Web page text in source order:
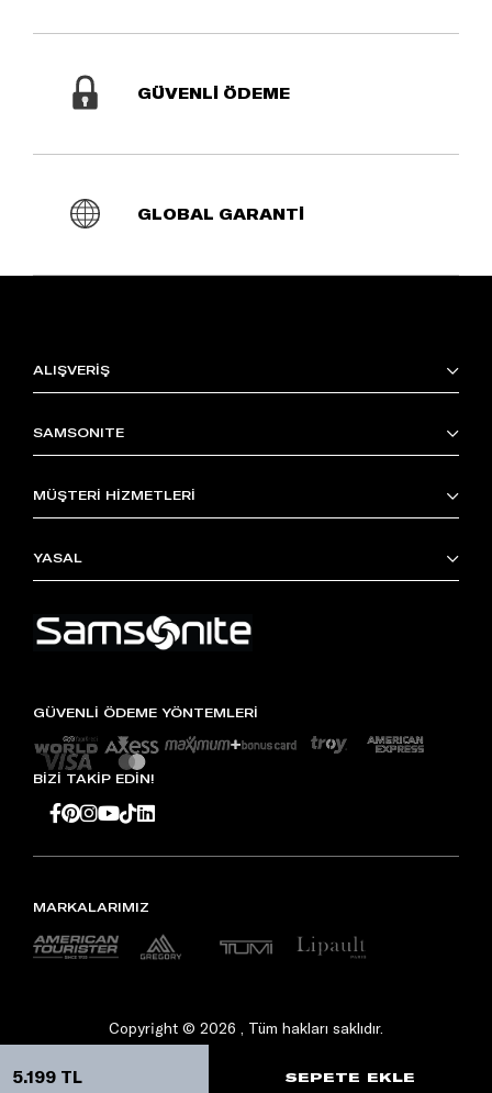
GÜVENLİ ÖDEME
GLOBAL GARANTİ
ALIŞVERİŞ
SAMSONITE
MÜŞTERİ HİZMETLERİ
YASAL
GÜVENLİ ÖDEME YÖNTEMLERİ
BİZİ TAKİP EDİN!
MARKALARIMIZ
Copyright © 2026 , Tüm hakları saklıdır.
5.199 TL